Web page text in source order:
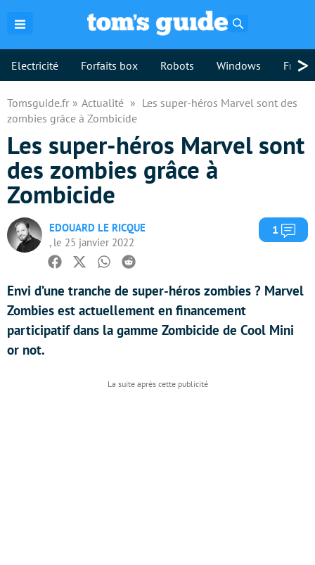
Electricité Forfaits box Robots Windows >
Tomsguide.fr Actualité
Les super-héros Marvel sont des
zombies grâce à Zombicide
Les super-héros Marvel sont
des zombies grâce à
Zombicide
EDOUARD LE RICQUE
, le 25 janvier 2022
1
Facebook
TwitterWhatsapp
Reddit
Envi d’une tranche de super-héros zombies ? Marvel
Zombies est actuellement en financement
participatif dans la gamme Zombicide de Cool Mini
or not.